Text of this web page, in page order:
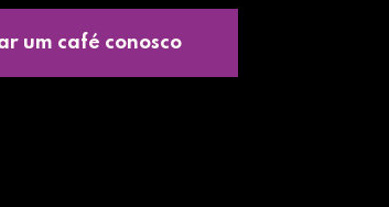
um café conosco